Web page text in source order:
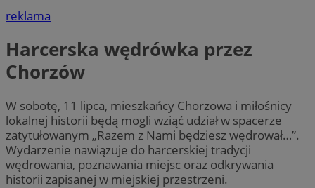
reklama
Harcerska wędrówka przez
Chorzów
W sobotę, 11 lipca, mieszkańcy Chorzowa i miłośnicy
lokalnej historii będą mogli wziąć udział w spacerze
zatytułowanym „Razem z Nami będziesz wędrował…”.
Wydarzenie nawiązuje do harcerskiej tradycji
wędrowania, poznawania miejsc oraz odkrywania
historii zapisanej w miejskiej przestrzeni.